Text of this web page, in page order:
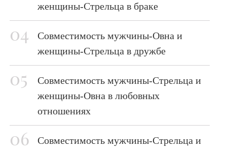
женщины-Стрельца в браке
Совместимость мужчины-Овна и
женщины-Стрельца в дружбе
Совместимость мужчины-Стрельца и
женщины-Овна в любовных
отношениях
Совместимость мужчины-Стрельца и